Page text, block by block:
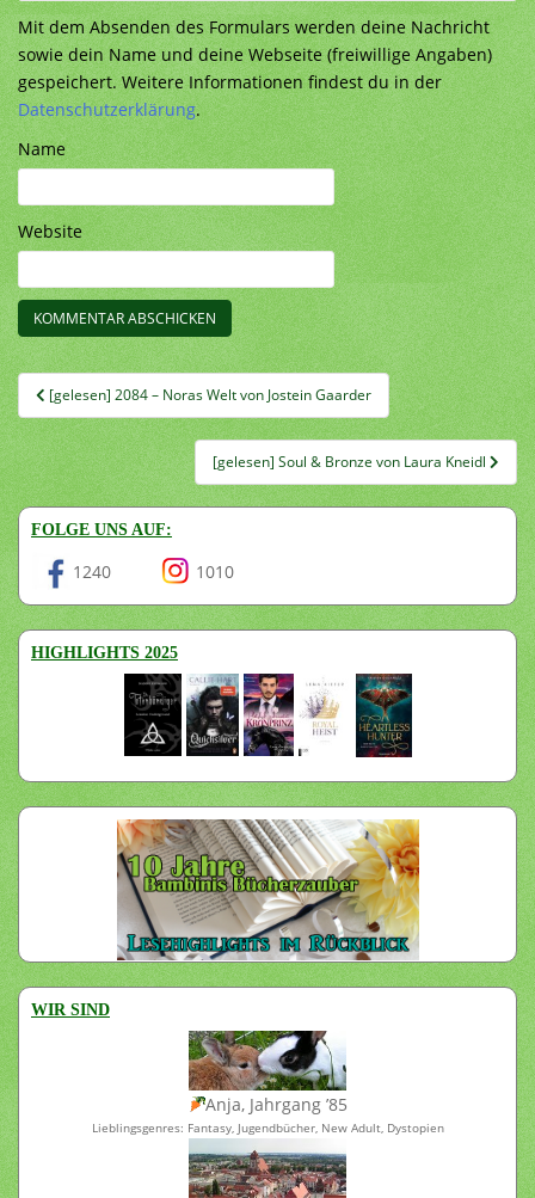
Mit dem Absenden des Formulars werden deine Nachricht
sowie dein Name und deine Webseite (freiwillige Angaben)
gespeichert. Weitere Informationen findest du in der
Datenschutzerklärung.
Name
Website
Beitragsnavigation
[gelesen] 2084 – Noras Welt von Jostein Gaarder
[gelesen] Soul & Bronze von Laura Kneidl
FOLGE UNS AUF:
1240 1010
HIGHLIGHTS 2025
WIR SIND
Anja, Jahrgang ’85
Lieblingsgenres: Fantasy, Jugendbücher, New Adult, Dystopien